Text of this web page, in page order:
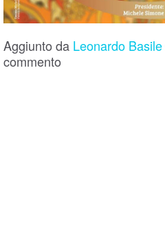
Aggiunto da Leonardo Basile
commento